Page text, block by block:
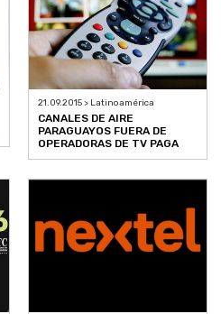
21.09.2015 > Latinoamérica
CANALES DE AIRE
PARAGUAYOS FUERA DE
OPERADORAS DE TV PAGA